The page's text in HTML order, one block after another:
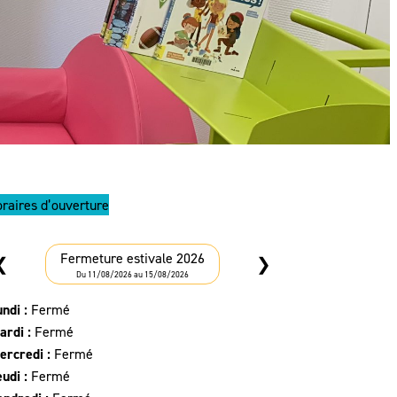
Bureau communautaire
Comptes-rendus du bureau
Décisions du bureau communautaire
Décisions du Président
Conseil de développement
Expression des groupes
(ZAE)
Médiation numérique
d’ouverture
Fermeture estivale 2026
Du 11/08/2026 au 15/08/2026 ❯
: Fermé
: Fermé
: Fermé
: Fermé